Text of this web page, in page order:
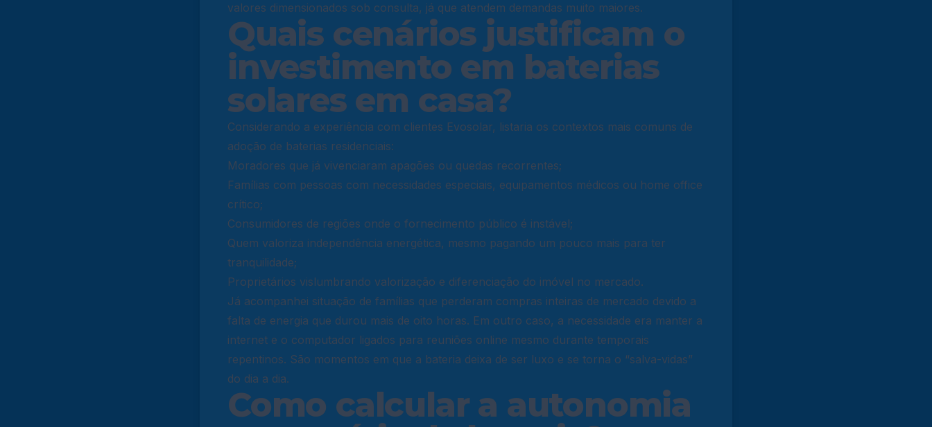
valores dimensionados sob consulta, já que atendem demandas muito maiores.
Quais cenários justificam o
investimento em baterias
solares em casa?
Considerando a experiência com clientes Evosolar, listaria os contextos mais comuns de
adoção de baterias residenciais:
Moradores que já vivenciaram apagões ou quedas recorrentes;
Famílias com pessoas com necessidades especiais, equipamentos médicos ou home office
crítico;
Consumidores de regiões onde o fornecimento público é instável;
Quem valoriza independência energética, mesmo pagando um pouco mais para ter
tranquilidade;
Proprietários vislumbrando valorização e diferenciação do imóvel no mercado.
Já acompanhei situação de famílias que perderam compras inteiras de mercado devido a
falta de energia que durou mais de oito horas. Em outro caso, a necessidade era manter a
internet e o computador ligados para reuniões online mesmo durante temporais
repentinos. São momentos em que a bateria deixa de ser luxo e se torna o “salva-vidas”
do dia a dia.
Como calcular a autonomia